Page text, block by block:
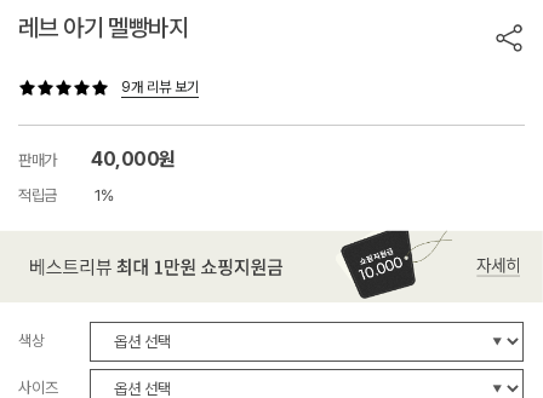
레브 아기 멜빵바지
9개 리뷰 보기
판매가 40,000원
적립금 1%
색상
사이즈